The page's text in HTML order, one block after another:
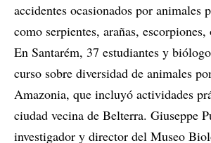
accidentes ocasionados por animales
como serpientes, arañas, escorpiones,
En Santarém, 37 estudiantes y
curso sobre diversidad de animales
Amazonia, que incluyó actividades
ciudad vecina de Belterra. Giuseppe
investigador y director del Museo